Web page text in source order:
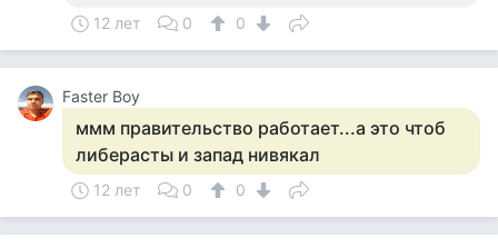
12 лет 0 0
Faster Boy
ммм правительство работает...а это чтоб
либерасты и запад нивякал
12 лет 0 0